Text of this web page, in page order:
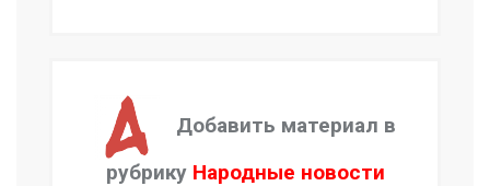
Добавить материал в
рубрику Народные новости